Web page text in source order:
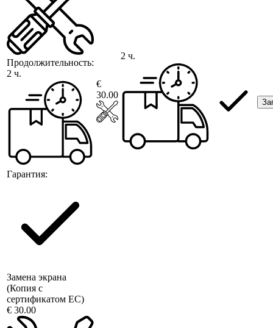
Продолжительность:
2 ч.
Гарантия:
€
30.00
2 ч.
Замена экрана
(Копия с
сертификатом ЕС)
€ 30.00